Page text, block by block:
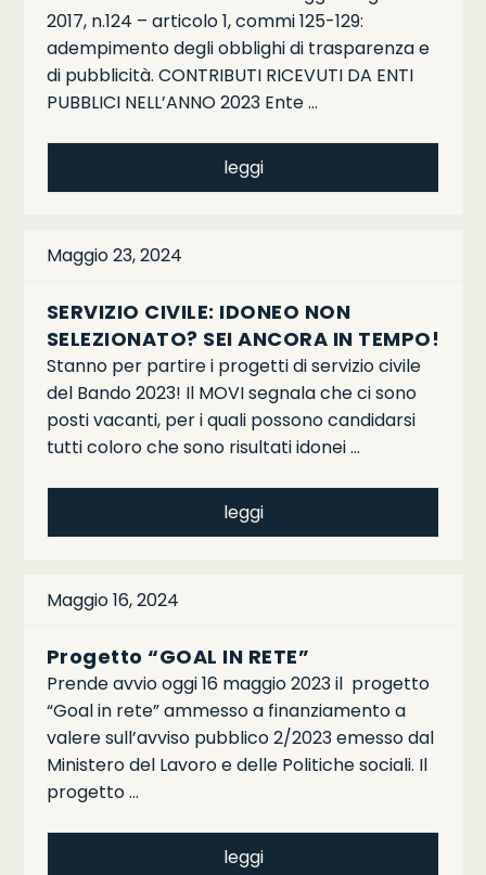
2017, n.124 – articolo 1, commi 125-129:
adempimento degli obblighi di trasparenza e
di pubblicità. CONTRIBUTI RICEVUTI DA ENTI
PUBBLICI NELL’ANNO 2023 Ente …
leggi
Maggio 23, 2024
SERVIZIO CIVILE: IDONEO NON
SELEZIONATO? SEI ANCORA IN TEMPO!
Stanno per partire i progetti di servizio civile
del Bando 2023! Il MOVI segnala che ci sono
posti vacanti, per i quali possono candidarsi
tutti coloro che sono risultati idonei …
leggi
Maggio 16, 2024
Progetto “GOAL IN RETE”
Prende avvio oggi 16 maggio 2023 il progetto
“Goal in rete” ammesso a finanziamento a
valere sull’avviso pubblico 2/2023 emesso dal
Ministero del Lavoro e delle Politiche sociali. Il
progetto …
leggi